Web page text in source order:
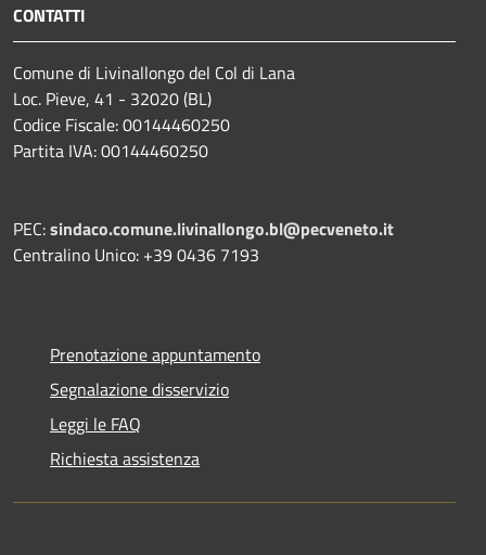
CONTATTI
Comune di Livinallongo del Col di Lana
Loc. Pieve, 41 - 32020 (BL)
Codice Fiscale: 00144460250
Partita IVA: 00144460250
PEC:sindaco.comune.livinallongo.bl@pecveneto.it
Centralino Unico: +39 0436 7193
Prenotazione appuntamento
Segnalazione disservizio
Leggi le FAQ
Richiesta assistenza